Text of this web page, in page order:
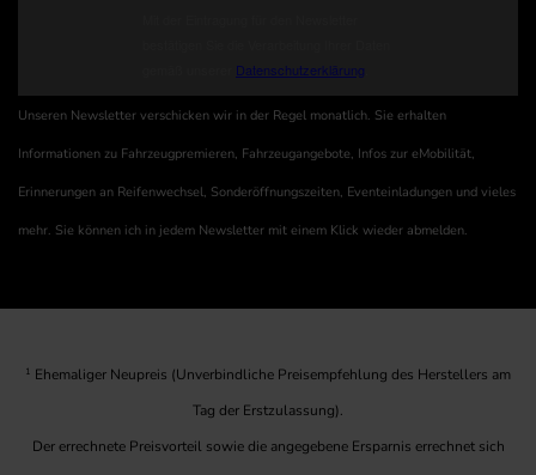
Unseren Newsletter verschicken wir in der Regel monatlich. Sie erhalten
Informationen zu Fahrzeugpremieren, Fahrzeugangebote, Infos zur eMobilität,
Erinnerungen an Reifenwechsel, Sonderöffnungszeiten, Eventeinladungen und vieles
mehr. Sie können ich in jedem Newsletter mit einem Klick wieder abmelden.
1 Ehemaliger Neupreis (Unverbindliche Preisempfehlung des Herstellers am
Tag der Erstzulassung).
Der errechnete Preisvorteil sowie die angegebene Ersparnis errechnet sich